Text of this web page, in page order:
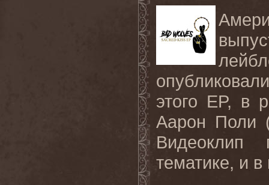
этого EP, в
Аарон Поли
Видеоклип
тематике, и